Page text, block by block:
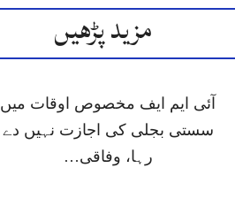
مزید پڑھیں
آئی ایم ایف مخصوص اوقات میں
سستی بجلی کی اجازت نہیں دے
رہا، وفاقی…